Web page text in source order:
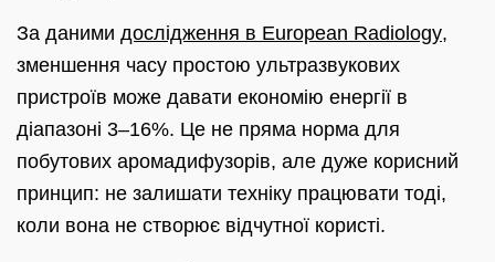
За даними дослідження в European Radiology,
зменшення часу простою ультразвукових
пристроїв може давати економію енергії в
діапазоні 3–16%. Це не пряма норма для
побутових аромадифузорів, але дуже корисний
принцип: не залишати техніку працювати тоді,
коли вона не створює відчутної користі.